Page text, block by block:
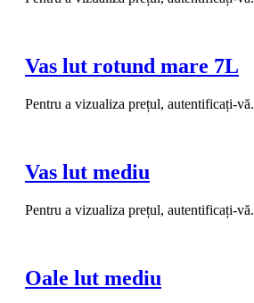
Vas lut rotund mare 7L
Pentru a vizualiza prețul, autentificați-vă.
Vas lut mediu
Pentru a vizualiza prețul, autentificați-vă.
Oale lut mediu